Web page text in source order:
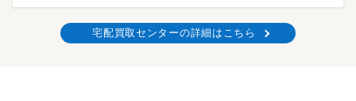
宅配買取センターの詳細はこちら